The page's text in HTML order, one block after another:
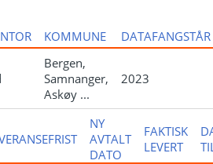
KOMMUNE
DATAFANGSTÅR
Bergen,
Samnanger,
Askøy ...
2023
NY
AVTALT
DATO
FAKTISK
LEVERT